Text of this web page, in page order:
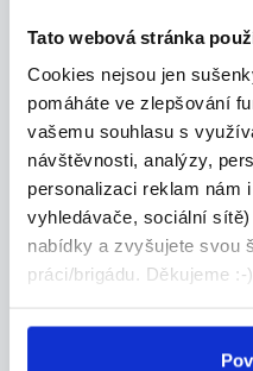
Tato webová stránka
Cookies nejsou jen
pomáháte ve zlepšování
vašemu souhlasu s
návštěvnosti, analýzy,
personalizaci reklam nám
vyhledávače, sociální
nabídky a zvyšujete svou
práci/brigádu. Děkujeme :-)
O nás: Nabízíme
DOBEST s.r.o.
Koordinátor
Máte zkušenosti s